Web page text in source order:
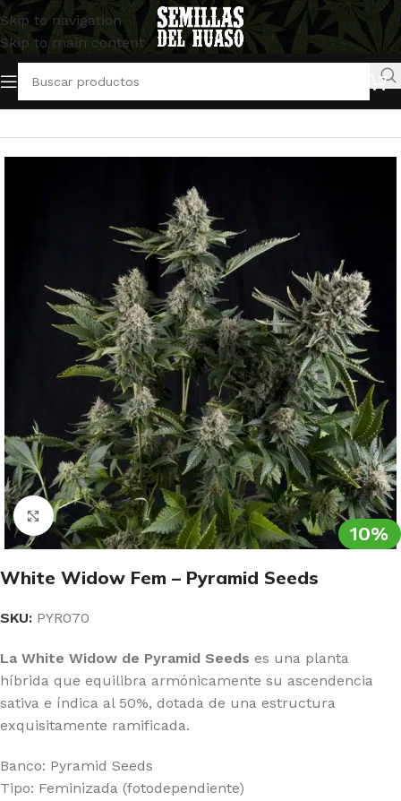
Skip to navigation
Skip to main content
Inicio/Semillas Feminizadas/Pyramid Seeds
10%
Clic para ampliar
White Widow Fem – Pyramid Seeds
SKU: PYR070
La White Widow de Pyramid Seeds es una planta
híbrida que equilibra armónicamente su ascendencia
sativa e índica al 50%, dotada de una estructura
exquisitamente ramificada.
Banco: Pyramid Seeds
Tipo: Feminizada (fotodependiente)